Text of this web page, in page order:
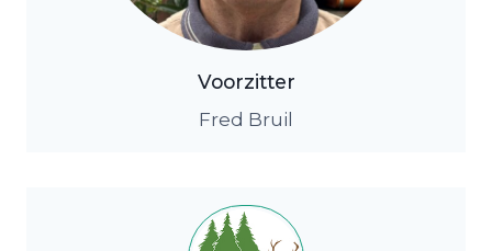
Voorzitter
Fred Bruil